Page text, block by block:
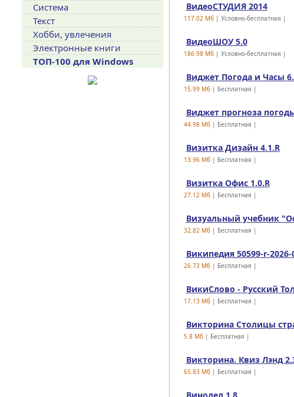
ВидеоСТУДИЯ 2014
117.02 Mб| Условно-бесплатная |
ВидеоШОУ 5.0
186.98 Mб| Условно-бесплатная |
Виджет Погода и Часы
15.99 Mб| Бесплатная |
Виджет прогноза
44.98 Mб| Бесплатная |
Визитка Дизайн 4.1.R
13.96 Mб| Бесплатная |
Визитка Офис 1.0.R
27.12 Mб| Бесплатная |
Визуальный учебник
32.82 Mб| Бесплатная |
Википедия 50599-r-2026-
26.73 Mб| Бесплатная |
ВикиСлово - Русский
17.13 Mб| Бесплатная |
Викторина Столицы
5.8 Mб| Бесплатная |
Викторина. Квиз Лэнд
65.83 Mб| Бесплатная |
Система
Текст
Хобби, увлечения
Электронные книги
ТОП-100 для Windows